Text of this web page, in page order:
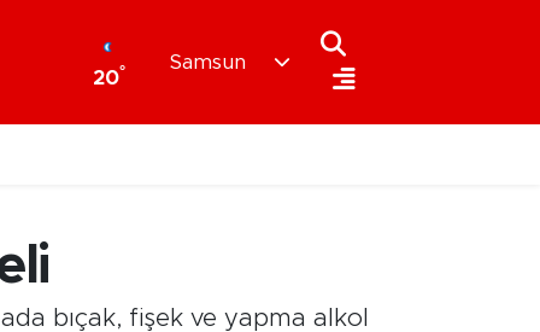
20°
Samsun
bıçak, fişek ve yapma alkol